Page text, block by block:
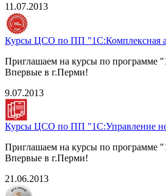
11.07.2013
Курсы ЦСО по ПП "1С:Комплексная
Приглашаем на курсы по программе
Впервые в г.Перми!
9.07.2013
Курсы ЦСО по ПП "1С:Управление
Приглашаем на курсы по программе
Впервые в г.Перми!
21.06.2013